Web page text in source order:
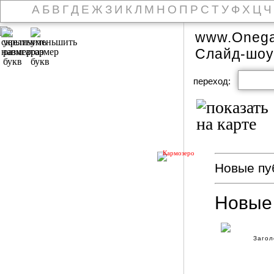
А Б В Г Д Е Ж З И К Л М Н О П Р С Т У Ф Х Ц Ч
Кармозеро
Слайд-шоу
переход:
Новые